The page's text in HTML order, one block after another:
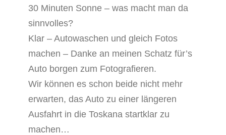
30 Minuten Sonne – was macht man da
sinnvolles?
Klar – Autowaschen und gleich Fotos
machen – Danke an meinen Schatz für’s
Auto borgen zum Fotografieren.
Wir können es schon beide nicht mehr
erwarten, das Auto zu einer längeren
Ausfahrt in die Toskana startklar zu
machen…